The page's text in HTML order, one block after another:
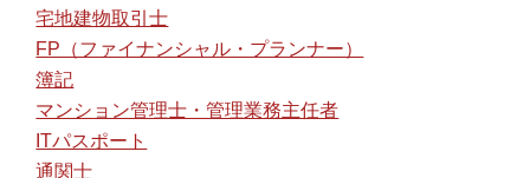
宅地建物取引士
FP（ファイナンシャル・プランナー）
簿記
マンション管理士・管理業務主任者
ITパスポート
通関士